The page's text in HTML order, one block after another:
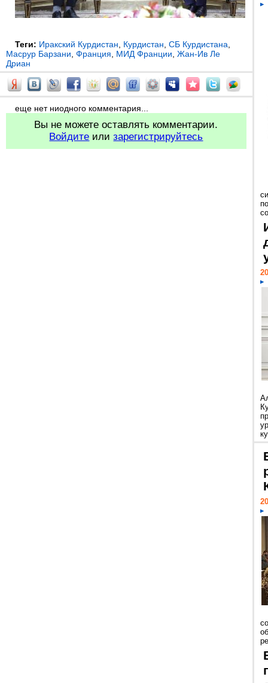
Теги: Иракский Курдистан Курдистан СБ Курдистана
Масрур Барзани Франция МИД Франции Жан-Ив Ле
Дриан
еще нет ниодного комментария...
Вы не можете оставлять комментарии.
Войдите илизарегистрируйтесь